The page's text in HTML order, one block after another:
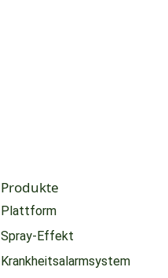
Produkte
Plattform
Spray-Effekt
Krankheitsalarmsystem